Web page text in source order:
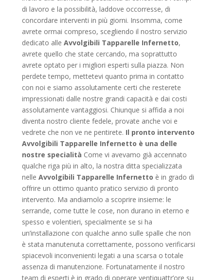
di lavoro e la possibilità, laddove occorresse, di
concordare interventi in più giorni. Insomma, come
avrete ormai compreso, scegliendo il nostro servizio
dedicato alle Avvolgibili Tapparelle Infernetto,
avrete quello che state cercando, ma soprattutto
avrete optato per i migliori esperti sulla piazza. Non
perdete tempo, mettetevi quanto prima in contatto
con noi e siamo assolutamente certi che resterete
impressionati dalle nostre grandi capacità e dai costi
assolutamente vantaggiosi. Chiunque si affida a noi
diventa nostro cliente fedele, provate anche voi e
vedrete che non ve ne pentirete. Il pronto intervento
Avvolgibili Tapparelle Infernetto è una delle
nostre specialità Come vi avevamo già accennato
qualche riga più in alto, la nostra ditta specializzata
nelle Avvolgibili Tapparelle Infernetto è in grado di
offrire un ottimo quanto pratico servizio di pronto
intervento. Ma andiamolo a scoprire insieme: le
serrande, come tutte le cose, non durano in eterno e
spesso e volentieri, specialmente se si ha
un’installazione con qualche anno sulle spalle che non
è stata manutenuta correttamente, possono verificarsi
spiacevoli inconvenienti legati a una scarsa o totale
assenza di manutenzione. Fortunatamente il nostro
team di esperti è in grado di operare ventiquattr’ore su